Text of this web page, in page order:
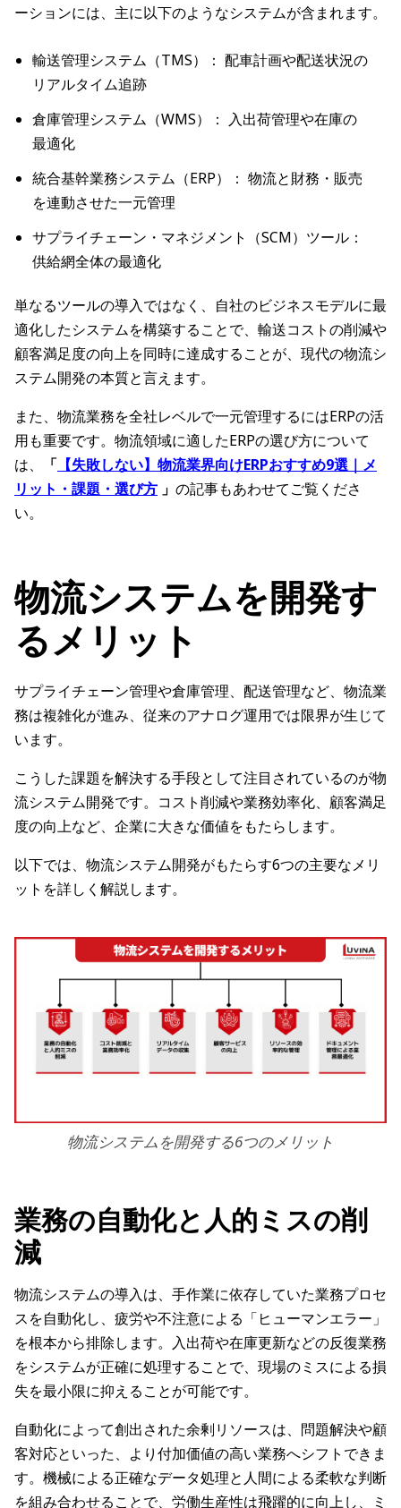
ーションには、主に以下のようなシステムが含まれます。
輸送管理システム（TMS）： 配車計画や配送状況の
リアルタイム追跡
倉庫管理システム（WMS）： 入出荷管理や在庫の
最適化
統合基幹業務システム（ERP）： 物流と財務・販売
を連動させた一元管理
サプライチェーン・マネジメント（SCM）ツール：
供給網全体の最適化
単なるツールの導入ではなく、自社のビジネスモデルに最
適化したシステムを構築することで、輸送コストの削減や
顧客満足度の向上を同時に達成することが、現代の物流シ
ステム開発の本質と言えます。
また、物流業務を全社レベルで一元管理するにはERPの活
用も重要です。物流領域に適したERPの選び方について
は、
「 【失敗しない】物流業界向けERPおすすめ9選｜メ
リット・課題・選び方 」 の記事もあわせてご覧くださ
い。
物流システムを開発す
るメリット
サプライチェーン管理や倉庫管理、配送管理など、物流業
務は複雑化が進み、従来のアナログ運用では限界が生じて
います。
こうした課題を解決する手段として注目されているのが物
流システム開発です。コスト削減や業務効率化、顧客満足
度の向上など、企業に大きな価値をもたらします。
以下では、物流システム開発がもたらす6つの主要なメリ
ットを詳しく解説します。
物流システムを開発する6つのメリット
業務の自動化と人的ミスの削
減
物流システムの導入は、手作業に依存していた業務プロセ
スを自動化し、疲労や不注意による「ヒューマンエラー」
を根本から排除します。入出荷や在庫更新などの反復業務
をシステムが正確に処理することで、現場のミスによる損
失を最小限に抑えることが可能です。
自動化によって創出された余剰リソースは、問題解決や顧
客対応といった、より付加価値の高い業務へシフトできま
す。機械による正確なデータ処理と人間による柔軟な判断
を組み合わせることで、労働生産性は飛躍的に向上し、ミ